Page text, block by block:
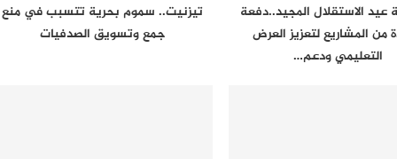
عيد الاستقلال المجيد..دفعة
من المشاريع لتعزيز العرض
التعليمي ودعم…
تيزنيت.. سموم بحرية تتسبب في منع
جمع وتسويق الصدفيات